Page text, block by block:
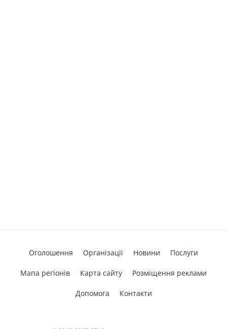
Оголошення Організації Новини Послуги
Мапа регіонів Карта сайту Розміщення реклами
Допомога Контакти